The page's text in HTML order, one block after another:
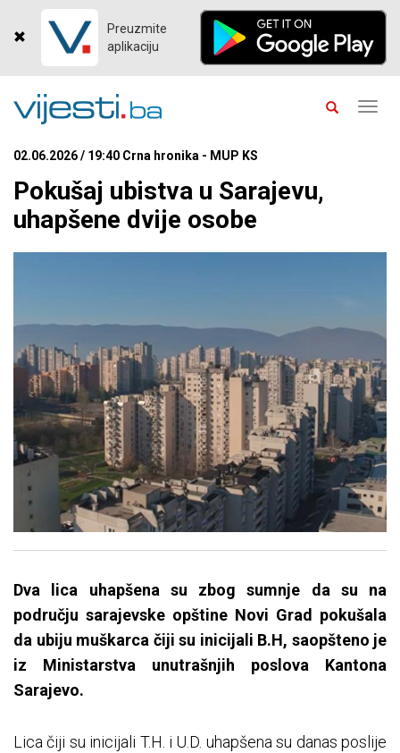
Preuzmite
aplikaciju
02.06.2026 / 19:40 Crna hronika - MUP KS
Pokušaj ubistva u Sarajevu,
uhapšene dvije osobe
Dva lica uhapšena su zbog sumnje da su na
području sarajevske opštine Novi Grad pokušala
da ubiju muškarca čiji su inicijali B.H, saopšteno je
iz Ministarstva unutrašnjih poslova Kantona
Sarajevo.
Lica čiji su inicijali T.H. i U.D. uhapšena su danas poslije